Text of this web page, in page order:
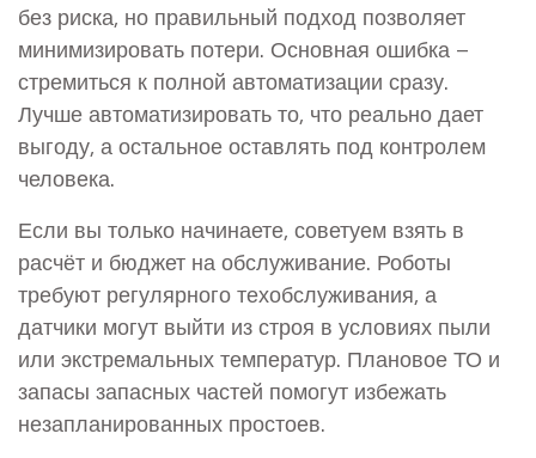
без риска, но правильный подход позволяет
минимизировать потери. Основная ошибка –
стремиться к полной автоматизации сразу.
Лучше автоматизировать то, что реально дает
выгоду, а остальное оставлять под контролем
человека.
Если вы только начинаете, советуем взять в
расчёт и бюджет на обслуживание. Роботы
требуют регулярного техобслуживания, а
датчики могут выйти из строя в условиях пыли
или экстремальных температур. Плановое ТО и
запасы запасных частей помогут избежать
незапланированных простоев.